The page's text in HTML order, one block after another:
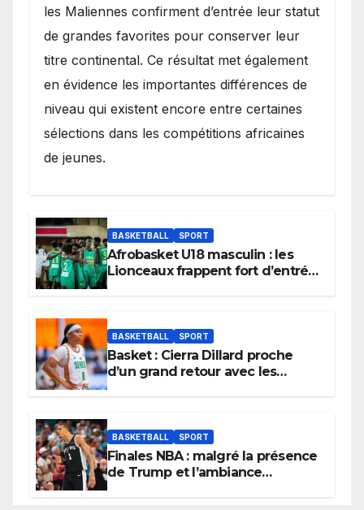
les Maliennes confirment d’entrée leur statut
de grandes favorites pour conserver leur
titre continental. Ce résultat met également
en évidence les importantes différences de
niveau qui existent encore entre certaines
sélections dans les compétitions africaines
de jeunes.
BASKETBALL SPORT
Afrobasket U18 masculin : les
Lionceaux frappent fort d’entrée
BASKETBALL SPORT
Basket : Cierra Dillard proche
d’un grand retour avec les
BASKETBALL SPORT
Finales NBA : malgré la présence
de Trump et l’ambiance